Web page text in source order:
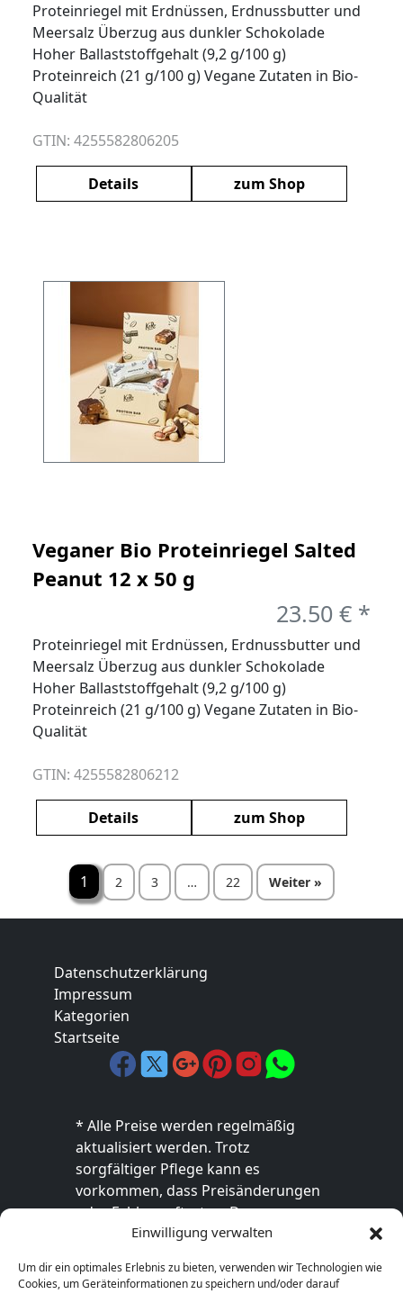
Einwilligung verwalten
Um dir ein optimales Erlebnis zu bieten, verwenden wir Technologien wie
Cookies, um Geräteinformationen zu speichern und/oder darauf
Proteinriegel mit Erdnüssen, Erdnussbutter und
Meersalz Überzug aus dunkler Schokolade
Hoher Ballaststoffgehalt (9,2 g/100 g)
Proteinreich (21 g/100 g) Vegane Zutaten in Bio-
Qualität
GTIN: 4255582806205
Details zum Shop
Veganer Bio Proteinriegel Salted
Peanut 12 x 50 g
23.50 € *
Proteinriegel mit Erdnüssen, Erdnussbutter und
Meersalz Überzug aus dunkler Schokolade
Hoher Ballaststoffgehalt (9,2 g/100 g)
Proteinreich (21 g/100 g) Vegane Zutaten in Bio-
Qualität
GTIN: 4255582806212
Details zum Shop
der
1 2 3 … 22 Weiter »
Datenschutzerklärung
Impressum
Kategorien
Startseite
* Alle Preise werden regelmäßig
aktualisiert werden. Trotz
sorgfältiger Pflege kann es
vorkommen, dass Preisänderungen
oder Fehler auftreten. Der
endgültige Preis sowie die
ausschließlich im jeweiligen Online-